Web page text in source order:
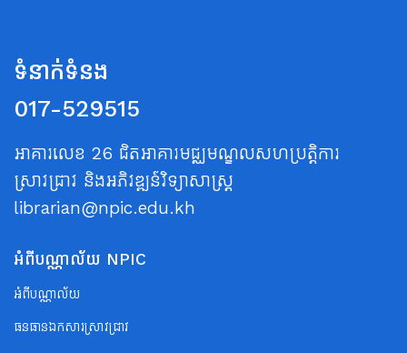
ទំនាក់ទំនង
017-529515
អាគារលេខ 26 ជិតអាគារមជ្ឈមណ្ឌលសហប្រត្តិការ
ស្រាវជ្រាវ និងអភិវឌ្ឍន៍វិទ្យាសាស្ត្រ
librarian@npic.edu.kh
អំពីបណ្ណាល័យ NPIC
អំពីបណ្ណាល័យ
ធនធានឯកសារស្រាវជ្រាវ